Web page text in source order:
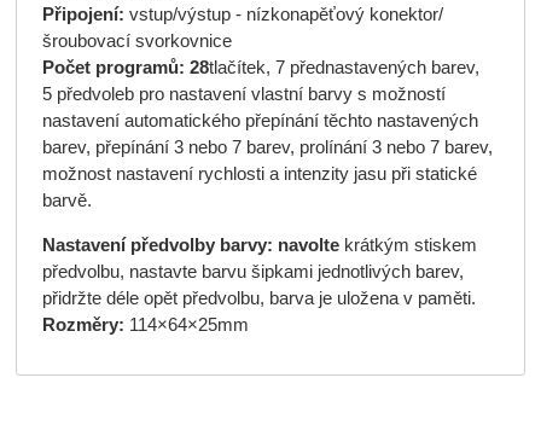
Připojení: vstup/výstup - nízkonapěťový konektor/
šroubovací svorkovnice
Počet programů: 28tlačítek, 7 přednastavených barev,
5 předvoleb pro nastavení vlastní barvy s možností
nastavení automatického přepínání těchto nastavených
barev, přepínání 3 nebo 7 barev, prolínání 3 nebo 7 barev,
možnost nastavení rychlosti a intenzity jasu při statické
barvě.
Nastavení předvolby barvy: navolte krátkým stiskem
předvolbu, nastavte barvu šipkami jednotlivých barev,
přidržte déle opět předvolbu, barva je uložena v paměti.
Rozměry: 114×64×25mm